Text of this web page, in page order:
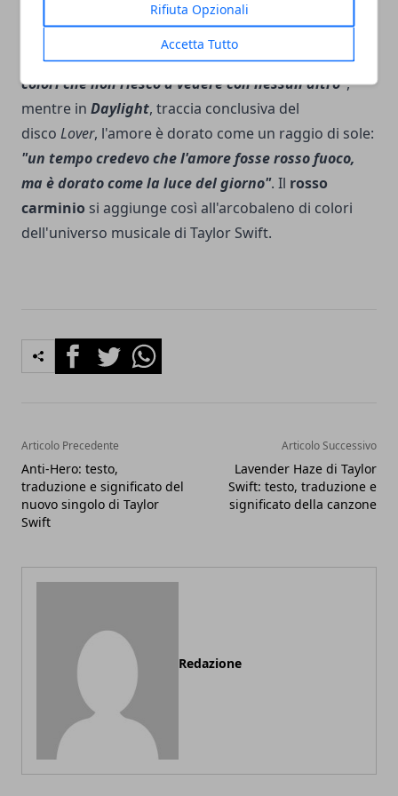
Rifiuta Opzionali
Accetta Tutto
emotivo di una relazione non rappresenta una
novità per Taylor Swift. InIllicit affairs
dell'albumfolklore, Swift scrive"mi hai mostrato dei
colori che non riesco a vedere con nessun altro",
mentre in Daylight, traccia conclusiva del
disco Lover, l'amore è dorato come un raggio di sole:
"un tempo credevo che l'amore fosse rosso fuoco,
ma è dorato come la luce del giorno". Il rosso
carminio si aggiunge così all'arcobaleno di colori
dell'universo musicale di Taylor Swift.
FacebookTwitterWhatsapp
Articolo Precedente
Anti-Hero: testo,
traduzione e significato del
nuovo singolo di Taylor
Swift
Articolo Successivo
Lavender Haze di Taylor
Swift: testo, traduzione e
significato della canzone
Redazione